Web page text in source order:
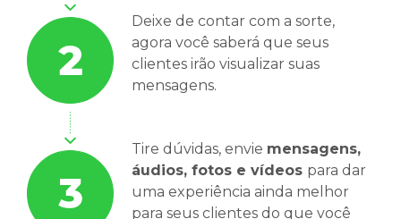
Deixe de contar com a sorte,
agora você saberá que seus
clientes irão visualizar suas
mensagens.
Tire dúvidas, envie mensagens,
áudios, fotos e vídeos para dar
uma experiência ainda melhor
para seus clientes do que você